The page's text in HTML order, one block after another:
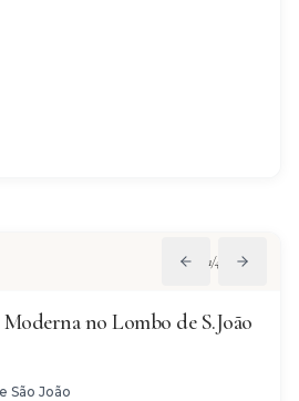
1/4
no Lombo de S.João
São João